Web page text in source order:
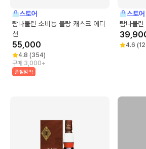
스토어
탐나불린 소비뇽 블랑 캐스크 에디
션
55,000
4.8 (354)
구매 3,000+
품절임박
스토어
탐나불린
4.6 (